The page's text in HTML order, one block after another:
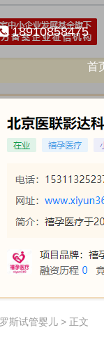
18910858475
首
斯试管婴儿 > 正文